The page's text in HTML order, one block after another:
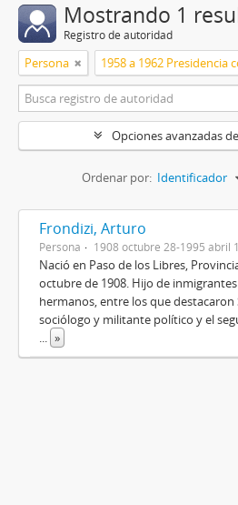
Mostrando 1
Registro de autoridad
Persona
Opciones avanzadas
Ordenar por: Identificador
Frondizi, Arturo
Persona 1908 octubre 28-1995 abril
Nació en Paso de los Libres,
octubre de 1908. Hijo de
hermanos, entre los que destacaron
sociólogo y militante político y el
... »